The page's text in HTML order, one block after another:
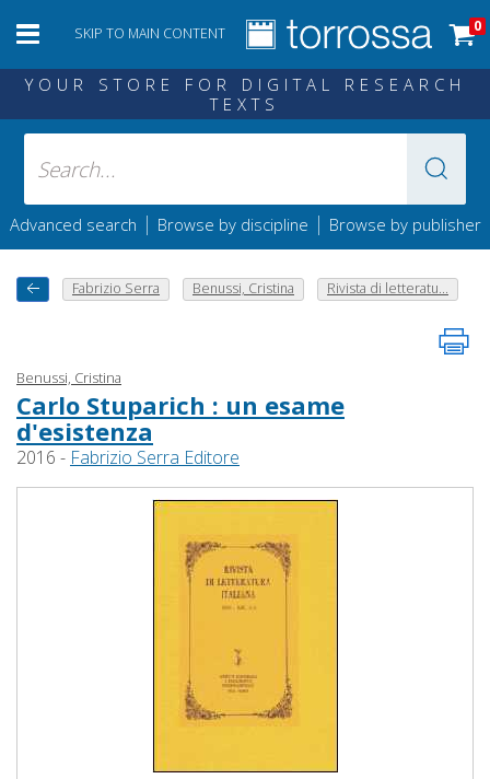
SKIP TO MAIN CONTENT 0
YOUR STORE FOR DIGITAL RESEARCH
TEXTS
Advanced search | Browse by discipline | Browse by publisher
Fabrizio Serra Benussi, Cristina Rivista di letteratu...
Benussi, Cristina
Carlo Stuparich : un esame
d'esistenza
2016 - Fabrizio Serra Editore